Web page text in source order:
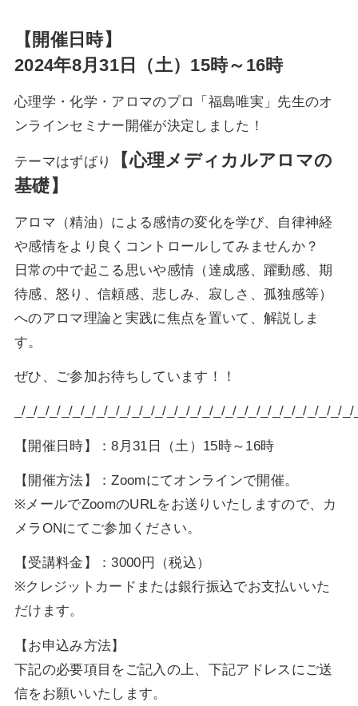
【開催日時】
2024年8月31日（土）15時～16時
心理学・化学・アロマのプロ「福島唯実」先生のオ
ンラインセミナー開催が決定しました！
テーマはずばり
【心理メディカルアロマの
基礎】
アロマ（精油）による感情の変化を学び、自律神経
や感情をより良くコントロールしてみませんか？
日常の中で起こる思いや感情（達成感、躍動感、期
待感、怒り、信頼感、悲しみ、寂しさ、孤独感等）
へのアロマ理論と実践に焦点を置いて、解説しま
す。
ぜひ、ご参加お待ちしています！！
_/_/_/_/_/_/_/_/_/_/_/_/_/_/_/_/_/_/_/_/_/_/_/_/_/_/_/_/_/
【開催日時】：8月31日（土）15時～16時
【開催方法】：Zoomにてオンラインで開催。
※メールでZoomのURLをお送りいたしますので、カ
メラONにてご参加ください。
【受講料金】：3000円（税込）
※クレジットカードまたは銀行振込でお支払いいた
だけます。
【お申込み方法】
下記の必要項目をご記入の上、下記アドレスにご送
信をお願いいたします。